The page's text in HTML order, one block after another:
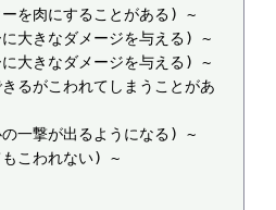
を肉にすることがある) ~
大きなダメージを与える) ~
大きなダメージを与える) ~
るがこわれてしまうことがあ
一撃が出るようになる) ~
こわれない) ~